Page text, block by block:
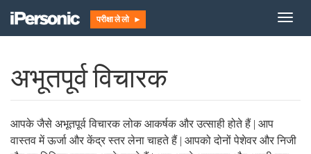
परीक्षा ले लो ►
अभूतपूर्व विचारक
आपके जैसे अभूतपूर्व विचारक लोक आकर्षक और उत्साही होते हैं | आप
वास्तव में ऊर्जा और केंद्र स्तर लेना चाहते हैं | आपको दोनों पेशेवर और निजी